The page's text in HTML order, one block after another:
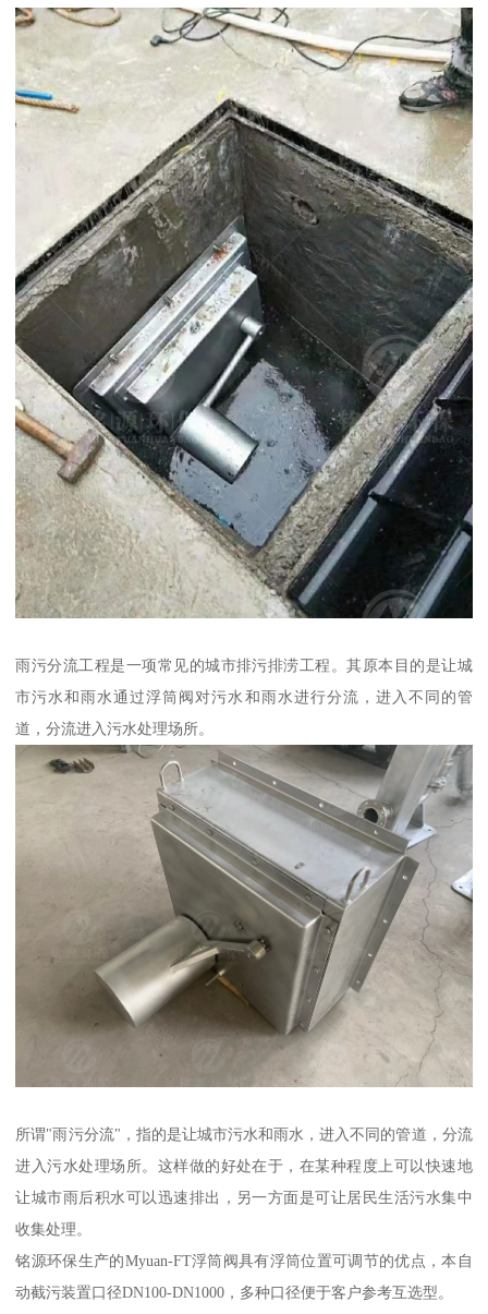
雨污分流工程是一项常见的城市排污排涝工程。其原本目的是让城
市污水和雨水通过浮筒阀对污水和雨水进行分流，进入不同的管
道，分流进入污水处理场所。
所谓"雨污分流"，指的是让城市污水和雨水，进入不同的管道，分流
进入污水处理场所。这样做的好处在于，在某种程度上可以快速地
让城市雨后积水可以迅速排出，另一方面是可让居民生活污水集中
收集处理。
铭源环保生产的Myuan-FT浮筒阀具有浮筒位置可调节的优点，本自
动截污装置口径DN100-DN1000，多种口径便于客户参考互选型。